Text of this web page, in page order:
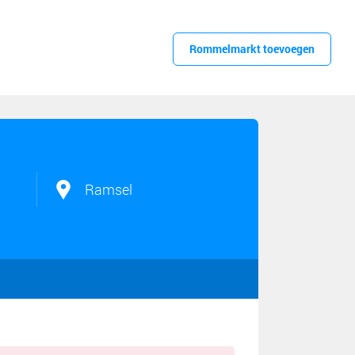
Rommelmarkt toevoegen
Ramsel